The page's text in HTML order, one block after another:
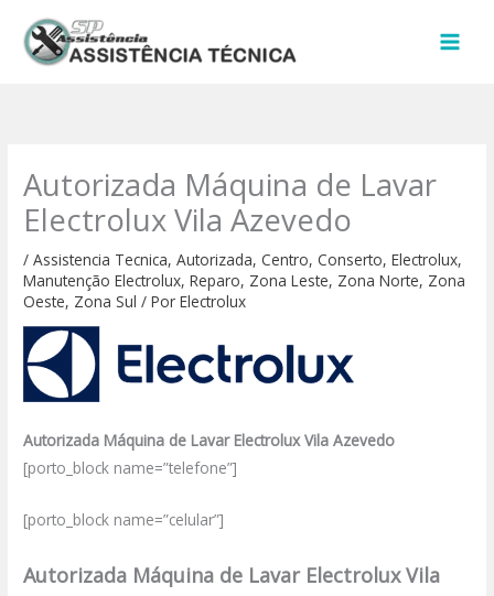
para
Autorizada Máquina de Lavar
Electrolux Vila Azevedo
/Assistencia Tecnica,Autorizada,Centro,Conserto,Electrolux,
Manutenção Electrolux,Reparo, Zona Leste, Zona Norte, Zona
Oeste, Zona Sul / PorElectrolux
Autorizada Máquina de Lavar Electrolux Vila Azevedo
[porto_block name=”telefone”]
[porto_block name=”celular”]
Autorizada Máquina de Lavar Electrolux Vila